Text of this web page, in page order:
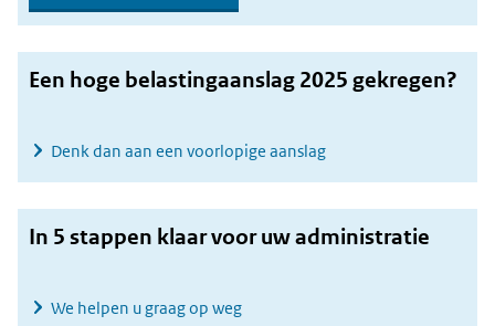
Een hoge belastingaanslag 2025 gekregen?
Denk dan aan een voorlopige aanslag
In 5 stappen klaar voor uw administratie
We helpen u graag op weg